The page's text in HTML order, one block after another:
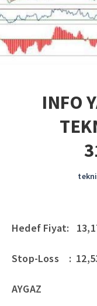
INFO
Hedef Fiyat:
Stop-Loss :
AYGAZ